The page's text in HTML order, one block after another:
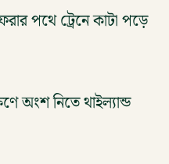
পথে ট্রেনে কাটা পড়ে
অংশ নিতে থাইল্যান্ড